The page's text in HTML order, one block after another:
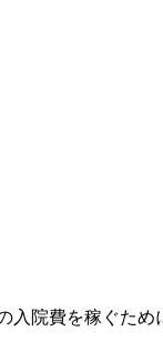
院費を稼ぐため